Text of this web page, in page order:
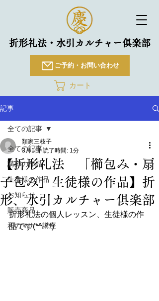
折形礼法・水引カルチャー倶楽部
ご予約・お問い合わせ
カート
記事
全ての記事
講師の作品
生徒様の作品
お知らせ
販売商品
和のマナー講座
全ての記事
【折形礼法 「櫛包み・扇
子包み」生徒様の作品】折
形、水引カルチャー俱楽部
類家三枝子
3月1日 読了時間: 1分
折形礼法の個人レッスン、生徒様の作
品です(*^-^*)